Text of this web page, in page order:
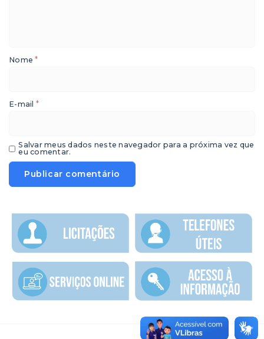
Nome*
E-mail *
Salvar meus dados neste navegador para a próxima vez que
eu comentar.